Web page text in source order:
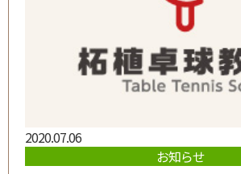
2020.07.06
お知らせ